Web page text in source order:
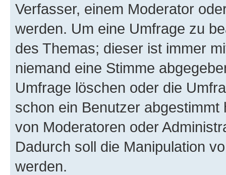
Verfasser, einem Moderator
werden. Um eine Umfrage zu
des Themas; dieser ist immer
niemand eine Stimme
Umfrage löschen oder die
schon ein Benutzer
von Moderatoren oder
Dadurch soll die Manipulation
werden.